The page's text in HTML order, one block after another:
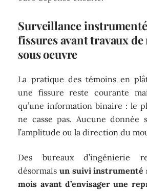
Surveillance
fissures avant travaux
sous oeuvre
La pratique des témoins en
une fissure reste courante
qu’une information binaire : le
ne casse pas. Aucune donnée
l’amplitude ou la direction du
Des bureaux d’ingénierie
désormaisun suivi instrumenté
mois avant d’envisager une